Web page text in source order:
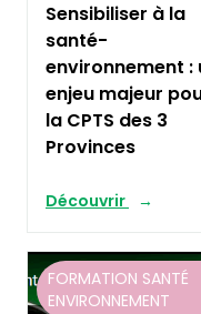
Sensibiliser à la
santé-
environnement :
enjeu majeur
la CPTS des 3
Provinces
Découvrir
FORMATION SANTÉ
ENVIRONNEMENT